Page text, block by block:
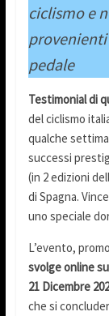
ciclismo e
provenienti
pedale
Testimonial di
del ciclismo
qualche
successi
(in 2 edizioni
di Spagna.
uno speciale
L’evento,
svolge online
21 Dicembre
che si